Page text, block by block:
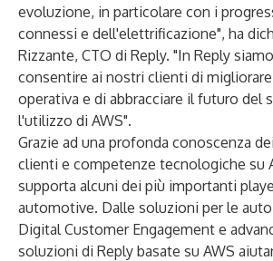
evoluzione, in particolare con i
connessi e dell'elettrificazione", ha
Rizzante, CTO di Reply. "In Reply
consentire ai nostri clienti di
operativa e di abbracciare il futuro del
l'utilizzo di AWS".
Grazie ad una profonda conoscenza
clienti e competenze tecnologiche su
supporta alcuni dei più importanti
automotive. Dalle soluzioni per le
Digital Customer Engagement e
soluzioni di Reply basate su AWS